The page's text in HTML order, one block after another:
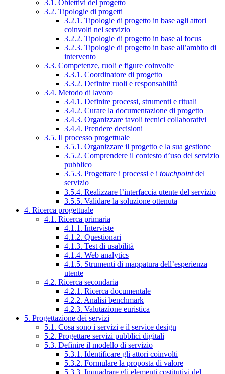
3.1. Obiettivi del progetto
3.2. Tipologie di progetti
3.2.1. Tipologie di progetto in base agli attori
coinvolti nel servizio
3.2.2. Tipologie di progetto in base al focus
3.2.3. Tipologie di progetto in base all’ambito di
intervento
3.3. Competenze, ruoli e figure coinvolte
3.3.1. Coordinatore di progetto
3.3.2. Definire ruoli e responsabilità
3.4. Metodo di lavoro
3.4.1. Definire processi, strumenti e rituali
3.4.2. Curare la documentazione di progetto
3.4.3. Organizzare tavoli tecnici collaborativi
3.4.4. Prendere decisioni
3.5. Il processo progettuale
3.5.1. Organizzare il progetto e la sua gestione
3.5.2. Comprendere il contesto d’uso del servizio
pubblico
3.5.3. Progettare i processi e i touchpointdel
servizio
3.5.4. Realizzare l’interfaccia utente del servizio
3.5.5. Validare la soluzione ottenuta
4. Ricerca progettuale
4.1. Ricerca primaria
4.1.1. Interviste
4.1.2. Questionari
4.1.3. Test di usabilità
4.1.4. Web analytics
4.1.5. Strumenti di mappatura dell’esperienza
utente
4.2. Ricerca secondaria
4.2.1. Ricerca documentale
4.2.2. Analisi benchmark
4.2.3. Valutazione euristica
5. Progettazione dei servizi
5.1. Cosa sono i servizi e il service design
5.2. Progettare servizi pubblici digitali
5.3. Definire il modello di servizio
5.3.1. Identificare gli attori coinvolti
5.3.2. Formulare la proposta di valore
5.3.3. Inquadrare gli elementi costitutivi del